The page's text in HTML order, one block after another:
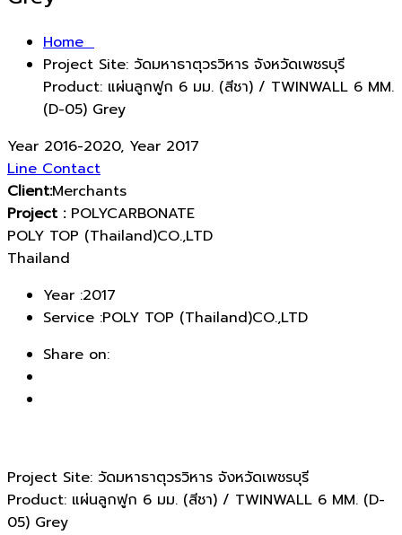
Home
Project Site: วัดมหาธาตุวรวิหาร จังหวัดเพชรบุรี
Product: แผ่นลูกฟูก 6 มม. (สีชา) / TWINWALL 6 MM.
(D-05) Grey
Year 2016-2020, Year 2017
Line Contact
Client:Merchants
Project :POLYCARBONATE
POLY TOP (Thailand)CO.,LTD
Thailand
Year :2017
Service :POLY TOP (Thailand)CO.,LTD
Share on:
Project Site: วัดมหาธาตุวรวิหาร จังหวัดเพชรบุรี
Product: แผ่นลูกฟูก 6 มม. (สีชา) / TWINWALL 6 MM. (D-
05) Grey